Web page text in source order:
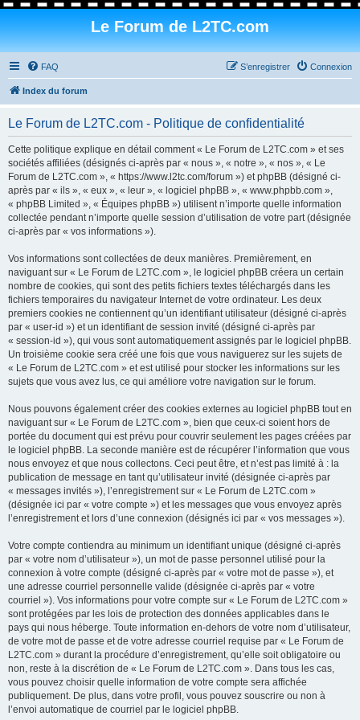
Le Forum de L2TC.com
FAQ Connexion
S’enregistrer
Index du forum
Le Forum de L2TC.com - Politique de confidentialité
Cette politique explique en détail comment « Le Forum de L2TC.com » et ses
sociétés affiliées (désignés ci-après par « nous », « notre », « nos », « Le
Forum de L2TC.com », « https://www.l2tc.com/forum ») et phpBB (désigné ci-
après par « ils », « eux », « leur », « logiciel phpBB », « www.phpbb.com »,
« phpBB Limited », « Équipes phpBB ») utilisent n’importe quelle information
collectée pendant n’importe quelle session d’utilisation de votre part (désignée
ci-après par « vos informations »).
Vos informations sont collectées de deux manières. Premièrement, en
naviguant sur « Le Forum de L2TC.com », le logiciel phpBB créera un certain
nombre de cookies, qui sont des petits fichiers textes téléchargés dans les
fichiers temporaires du navigateur Internet de votre ordinateur. Les deux
premiers cookies ne contiennent qu’un identifiant utilisateur (désigné ci-après
par « user-id ») et un identifiant de session invité (désigné ci-après par
« session-id »), qui vous sont automatiquement assignés par le logiciel phpBB.
Un troisième cookie sera créé une fois que vous naviguerez sur les sujets de
« Le Forum de L2TC.com » et est utilisé pour stocker les informations sur les
sujets que vous avez lus, ce qui améliore votre navigation sur le forum.
Nous pouvons également créer des cookies externes au logiciel phpBB tout en
naviguant sur « Le Forum de L2TC.com », bien que ceux-ci soient hors de
portée du document qui est prévu pour couvrir seulement les pages créées par
le logiciel phpBB. La seconde manière est de récupérer l’information que vous
nous envoyez et que nous collectons. Ceci peut être, et n’est pas limité à : la
publication de message en tant qu’utilisateur invité (désignée ci-après par
« messages invités »), l’enregistrement sur « Le Forum de L2TC.com »
(désignée ici par « votre compte ») et les messages que vous envoyez après
l’enregistrement et lors d’une connexion (désignés ici par « vos messages »).
Votre compte contiendra au minimum un identifiant unique (désigné ci-après
par « votre nom d’utilisateur »), un mot de passe personnel utilisé pour la
connexion à votre compte (désigné ci-après par « votre mot de passe »), et
une adresse courriel personnelle valide (désignée ci-après par « votre
courriel »). Vos informations pour votre compte sur « Le Forum de L2TC.com »
sont protégées par les lois de protection des données applicables dans le
pays qui nous héberge. Toute information en-dehors de votre nom d’utilisateur,
de votre mot de passe et de votre adresse courriel requise par « Le Forum de
L2TC.com » durant la procédure d’enregistrement, qu’elle soit obligatoire ou
non, reste à la discrétion de « Le Forum de L2TC.com ». Dans tous les cas,
vous pouvez choisir quelle information de votre compte sera affichée
publiquement. De plus, dans votre profil, vous pouvez souscrire ou non à
l’envoi automatique de courriel par le logiciel phpBB.